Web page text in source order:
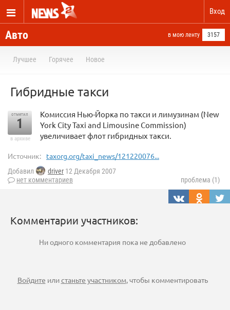
Вход
Авто в мою ленту 3157
Лучшее Горячее Новое
Гибридные такси
отметил
1
в архиве
Комиссия Нью-Йорка по такси и лимузинам (New
York City Taxi and Limousine Commission)
увеличивает флот гибридных такси.
Источник: taxorg.org/taxi_news/121220076...
Добавил driver 12 Декабря 2007
нет комментариев
проблема (1)
Комментарии участников:
Ни одного комментария пока не добавлено
Войдите илистаньте участником, чтобы комментировать